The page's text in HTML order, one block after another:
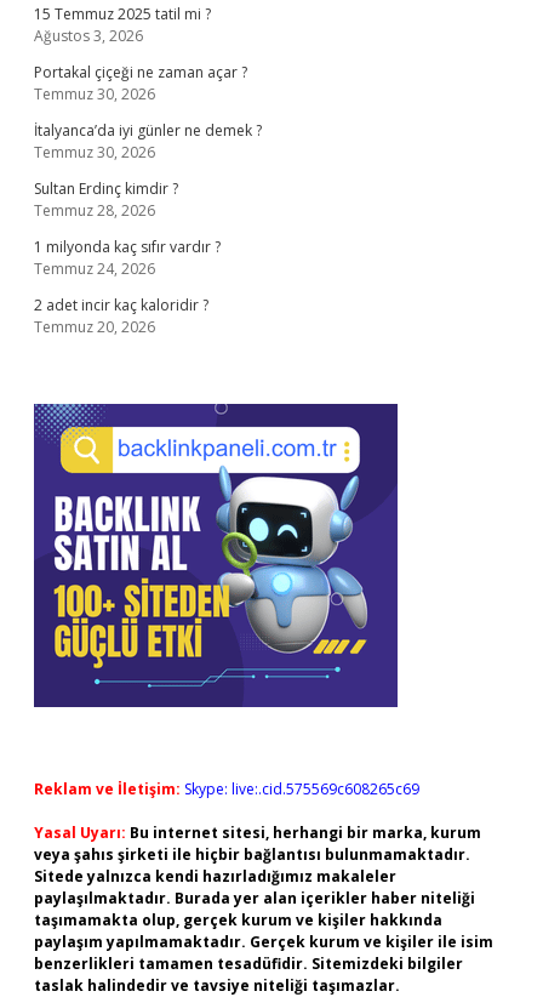
15 Temmuz 2025 tatil mi ?
Ağustos 3, 2026
Portakal çiçeği ne zaman açar ?
Temmuz 30, 2026
İtalyanca’da iyi günler ne demek ?
Temmuz 30, 2026
Sultan Erdinç kimdir ?
Temmuz 28, 2026
1 milyonda kaç sıfır vardır ?
Temmuz 24, 2026
2 adet incir kaç kaloridir ?
Temmuz 20, 2026
Reklam ve İletişim: Skype: live:.cid.575569c608265c69
Yasal Uyarı: Bu internet sitesi, herhangi bir marka, kurum
veya şahıs şirketi ile hiçbir bağlantısı bulunmamaktadır.
Sitede yalnızca kendi hazırladığımız makaleler
paylaşılmaktadır. Burada yer alan içerikler haber niteliği
taşımamakta olup, gerçek kurum ve kişiler hakkında
paylaşım yapılmamaktadır. Gerçek kurum ve kişiler ile isim
benzerlikleri tamamen tesadüfidir. Sitemizdeki bilgiler
taslak halindedir ve tavsiye niteliği taşımazlar.